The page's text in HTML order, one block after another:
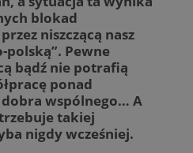
blokad
niszczącą nasz
Pewne
bądź nie potrafią
ponad
wspólnego… A
takiej
nigdy wcześniej.